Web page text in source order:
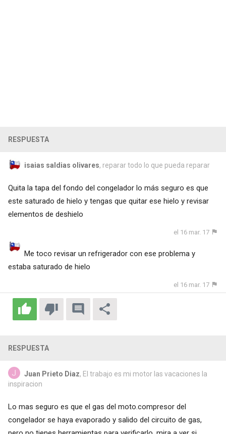
RESPUESTA
isaias saldias olivares, reparar todo lo que pueda reparar
Quita la tapa del fondo del congelador lo más seguro es que
este saturado de hielo y tengas que quitar ese hielo y revisar
elementos de deshielo
el 16 mar. 17
Me toco revisar un refrigerador con ese problema y
estaba saturado de hielo
el 16 mar. 17
RESPUESTA
Juan Prieto Diaz, El trabajo es mi motor las vacaciones la
inspiracion
Lo mas seguro es que el gas del moto.compresor del
congelador se haya evaporado y salido del circuito de gas,